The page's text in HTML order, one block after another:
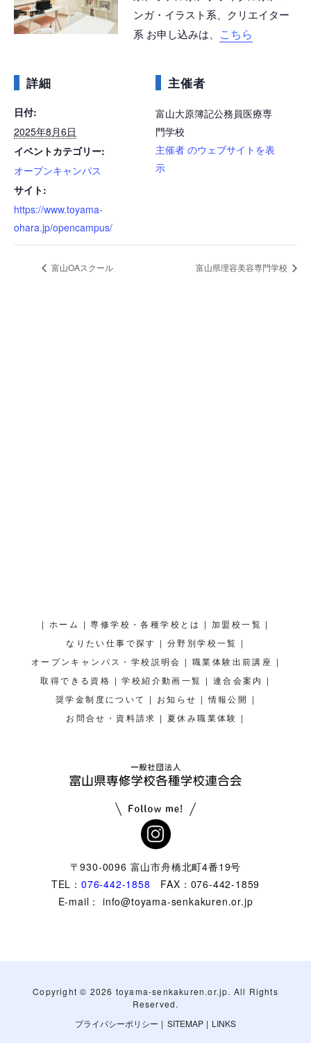
ンガ・イラスト系、クリエイター
系 お申し込みは、 こちら
詳細
日付:
2025年8月6日
イベントカテゴリー:
オープンキャンパス
サイト:
https://www.toyama-
ohara.jp/opencampus/
主催者
富山大原簿記公務員医療専
門学校
主催者 のウェブサイトを表
示
富山OAスクール 富山県理容美容専門学校
| ホーム |専修学校・各種学校とは | 加盟校一覧 |
なりたい仕事で探す |分野別学校一覧 |
オープンキャンパス・学校説明会 |職業体験出前講座 |
取得できる資格 |学校紹介動画一覧 | 連合会案内 |
奨学金制度について | お知らせ |情報公開 |
お問合せ・資料請求 | 夏休み職業体験 |
〒930-0096 富山市舟橋北町4番19号
TEL： 076-442-1858 FAX：076-442-1859
E-mail： info@toyama-senkakuren.or.jp
Copyright © 2026 toyama-senkakuren.or.jp. All Rights
Reserved.
プライバシーポリシー | SITEMAP| LINKS